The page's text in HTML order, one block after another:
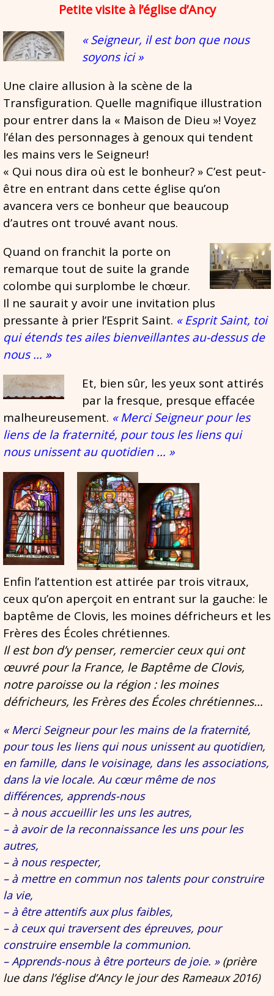
Petite visite à l’église d’Ancy
« Seigneur, il est bon que nous
soyons ici »
Une claire allusion à la scène de la
Transfiguration. Quelle magnifique illustration
pour entrer dans la « Maison de Dieu »! Voyez
l’élan des personnages à genoux qui tendent
les mains vers le Seigneur!
« Qui nous dira où est le bonheur? » C’est peut-
être en entrant dans cette église qu’on
avancera vers ce bonheur que beaucoup
d’autres ont trouvé avant nous.
Quand on franchit la porte on
remarque tout de suite la grande
colombe qui surplombe le chœur.
Il ne saurait y avoir une invitation plus
pressante à prier l’Esprit Saint. « Esprit Saint, toi
qui étends tes ailes bienveillantes au-dessus de
nous … »
Et, bien sûr, les yeux sont attirés
par la fresque, presque effacée
malheureusement. « Merci Seigneur pour les
liens de la fraternité, pour tous les liens qui
nous unissent au quotidien … »
Enfin l’attention est attirée par trois vitraux,
ceux qu’on aperçoit en entrant sur la gauche: le
baptême de Clovis, les moines défricheurs et les
Frères des Écoles chrétiennes.
Il est bon d’y penser, remercier ceux qui ont
œuvré pour la France, le Baptême de Clovis,
notre paroisse ou la région : les moines
défricheurs, les Frères des Écoles chrétiennes…
« Merci Seigneur pour les mains de la fraternité,
pour tous les liens qui nous unissent au quotidien,
en famille, dans le voisinage, dans les associations,
dans la vie locale. Au cœur même de nos
différences, apprends-nous
– à nous accueillir les uns les autres,
– à avoir de la reconnaissance les uns pour les
autres,
– à nous respecter,
– à mettre en commun nos talents pour construire
la vie,
– à être attentifs aux plus faibles,
– à ceux qui traversent des épreuves, pour
construire ensemble la communion.
– Apprends-nous à être porteurs de joie. » (prière
lue dans l’église d’Ancy le jour des Rameaux 2016)